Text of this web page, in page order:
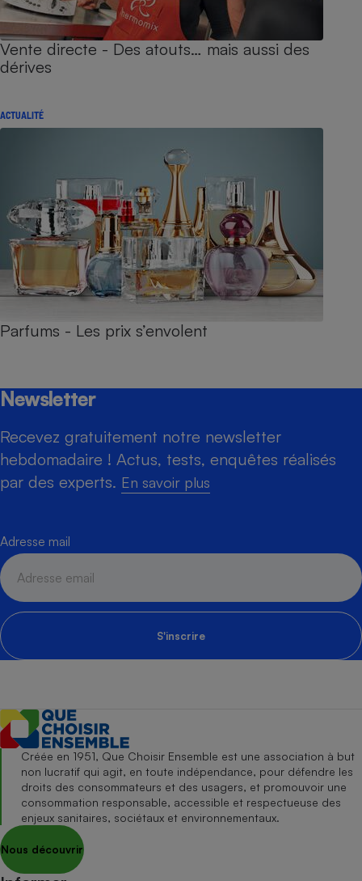
Vente directe - Des atouts… mais aussi des
dérives
ACTUALITÉ
Parfums - Les prix s’envolent
Newsletter
Recevez gratuitement notre newsletter
hebdomadaire ! Actus, tests, enquêtes réalisés
par des experts. En savoir plus
Adresse mail
S'inscrire
Créée en 1951, Que Choisir Ensemble est une association à but
non lucratif qui agit, en toute indépendance, pour défendre les
droits des consommateurs et des usagers, et promouvoir une
consommation responsable, accessible et respectueuse des
enjeux sanitaires, sociétaux et environnementaux.
Nous découvrir